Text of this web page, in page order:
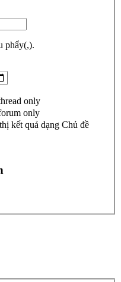
phẩy(,).
only
only
kết quả dạng Chủ đề